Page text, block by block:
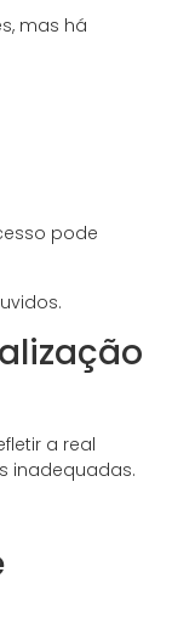
mas há
pode
a real
inadequadas.